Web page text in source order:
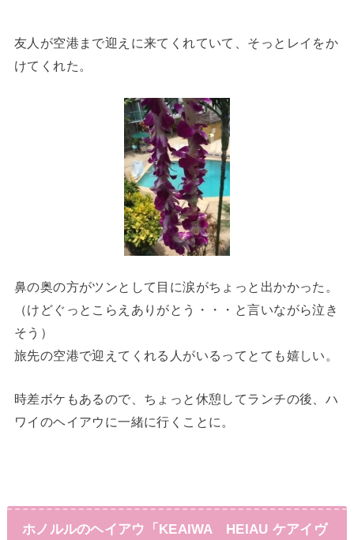
友人が空港まで迎えに来てくれていて、そっとレイをか
けてくれた。
鼻の奥の方がツンとして目に涙がちょっと出かかった。
（けどぐっとこらえありがとう・・・と言いながら泣き
そう）
旅先の空港で迎えてくれる人がいるってとても嬉しい。
時差ボケもあるので、ちょっと休憩してランチの後、ハ
ワイのヘイアウに一緒に行くことに。
ホノルルのヘイアウ
「KEAIWA HEIAU ケアイヴ